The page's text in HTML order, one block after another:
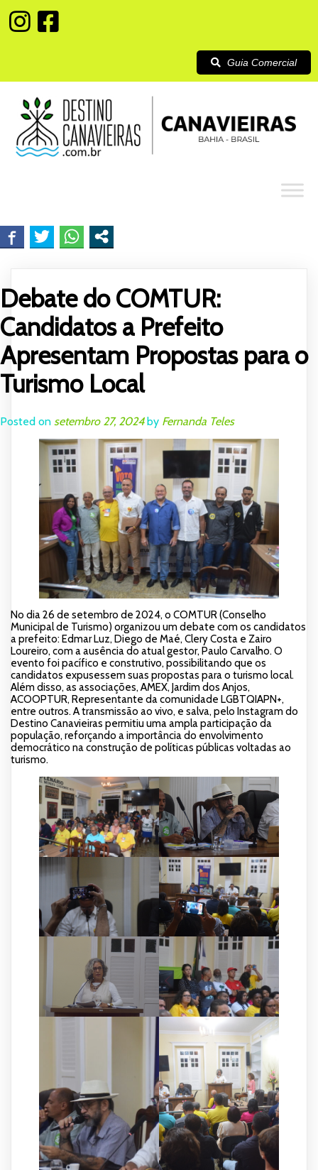
Guia Comercial
Debate do COMTUR:
Candidatos a Prefeito
Apresentam Propostas para o
Turismo Local
Posted on setembro 27, 2024by Fernanda Teles
No dia 26 de setembro de 2024, o COMTUR (Conselho
Municipal de Turismo) organizou um debate com os candidatos
a prefeito: Edmar Luz, Diego de Maé, Clery Costa e Zairo
Loureiro, com a ausência do atual gestor, Paulo Carvalho. O
evento foi pacífico e construtivo, possibilitando que os
candidatos expusessem suas propostas para o turismo local.
Além disso, as associações, AMEX, Jardim dos Anjos,
ACOOPTUR, Representante da comunidade LGBTQIAPN+,
entre outros. A transmissão ao vivo, e salva, pelo Instagram do
Destino Canavieiras permitiu uma ampla participação da
população, reforçando a importância do envolvimento
democrático na construção de políticas públicas voltadas ao
turismo.